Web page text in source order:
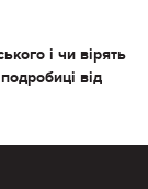
і чи вірять
від